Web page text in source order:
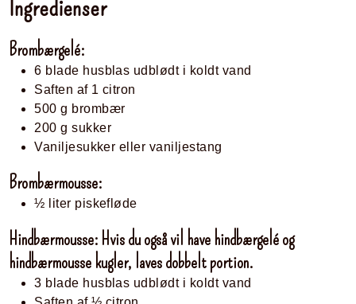
Ingredienser
Brombærgelé:
6 blade husblas udblødt i koldt vand
Saften af 1 citron
500 g brombær
200 g sukker
Vaniljesukker eller vaniljestang
Brombærmousse:
½ liter piskefløde
Hindbærmousse: Hvis du også vil have hindbærgelé og
hindbærmousse kugler, laves dobbelt portion.
3 blade husblas udblødt i koldt vand